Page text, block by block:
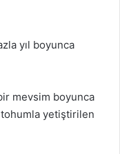
yıl boyunca
mevsim boyunca
tohumla yetiştirilen